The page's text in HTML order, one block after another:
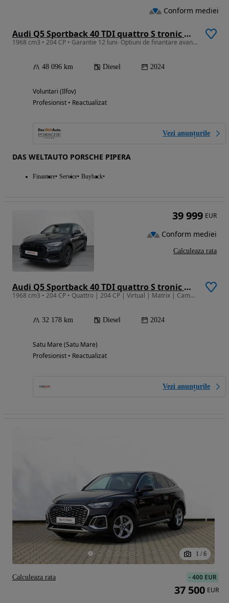
Audi Q5 Sportback 40 TDI quattro S tronic MHEV S Line
1968 cm3 • 204 CP • Garantie 12 luni- Optiuni de finantare avantajoase
48 096 km Diesel 2024
Voluntari (Ilfov)
Profesionist • Reactualizat
Vezi anunțurile
DAS WELTAUTO PORSCHE PIPERA
Finantare Service Buyback
Conform mediei
Audi Q5 Sportback 40 TDI quattro S tronic MHEV S Line
1968 cm3 • 204 CP • Quattro | 204 CP | Virtual | Matrix | Camera
32 178 km Diesel 2024
Satu Mare (Satu Mare)
Profesionist • Reactualizat
Vezi anunțurile
39 999 EUR
Conform mediei
Calculeaza rata
1 / 6
-400 EUR
37 500 EUR
Calculeaza rata